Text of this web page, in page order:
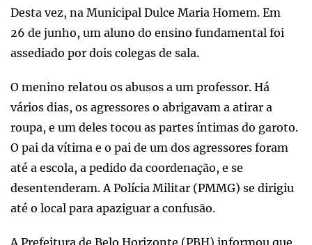
Desta vez, na Municipal Dulce Maria Homem. Em
26 de junho, um aluno do ensino fundamental foi
assediado por dois colegas de sala.
O menino relatou os abusos a um professor. Há
vários dias, os agressores o abrigavam a atirar a
roupa, e um deles tocou as partes íntimas do garoto.
O pai da vítima e o pai de um dos agressores foram
até a escola, a pedido da coordenação, e se
desentenderam. A Polícia Militar (PMMG) se dirigiu
até o local para apaziguar a confusão.
A Prefeitura de Belo Horizonte (PBH) informou que,